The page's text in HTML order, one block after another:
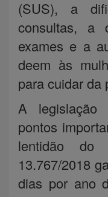
(SUS), a
consultas, a
exames e a
deem às
para cuidar da
A legislação
pontos
lentidão
13.767/2018
dias por ano